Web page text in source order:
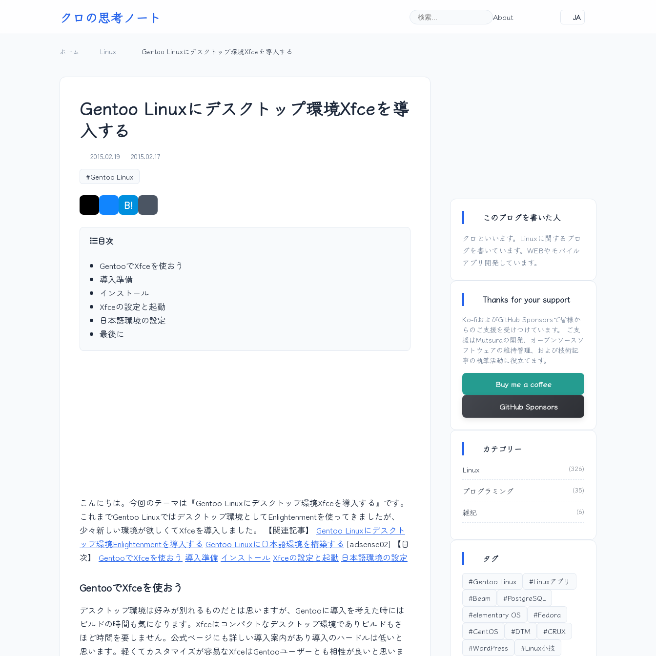
クロの思考ノート About JA
ホーム Linux Gentoo Linuxにデスクトップ環境Xfceを導入する
Gentoo Linuxにデスクトップ環境Xfceを導
入する
2015.02.19
2015.02.17
#Gentoo Linux
B! シェア
目次
GentooでXfceを使おう
導入準備
インストール
Xfceの設定と起動
日本語環境の設定
最後に
こんにちは。今回のテーマは『Gentoo Linuxにデスクトップ環境Xfceを導入する』です。
これまでGentoo Linuxではデスクトップ環境としてEnlightenmentを使ってきましたが、
少々新しい環境が欲しくてXfceを導入しました。 【関連記事】 Gentoo Linuxにデスクト
ップ環境Enlightenmentを導入する Gentoo Linuxに日本語環境を構築する [adsense02] 【目
次】 GentooでXfceを使おう 導入準備 インストール Xfceの設定と起動 日本語環境の設定
GentooでXfceを使おう
デスクトップ環境は好みが別れるものだとは思いますが、Gentooに導入を考えた時には
ビルドの時間も気になります。Xfceはコンパクトなデスクトップ環境でありビルドもさ
ほど時間を要しません。公式ページにも詳しい導入案内があり導入のハードルは低いと
思います。軽くてカスタマイズが容易なXfceはGentooユーザーとも相性が良いと思いま
このブログを書いた人
クロといいます。Linuxに関するブロ
グを書いています。WEBやモバイル
アプリ開発しています。
Thanks for your support
Ko-fiおよびGitHub Sponsorsで皆様か
らのご支援を受けつけています。 ご支
援はMutsuraの開発、オープンソースソ
フトウェアの維持管理、および技術記
事の執筆活動に役立てます。
Buy me a coffee
GitHub Sponsors
カテゴリー
Linux (326)
プログラミング (35)
雑記 (6)
タグ
#Gentoo Linux
#Linuxアプリ
#Beam
#PostgreSQL
#elementary OS
#Fedora
#CentOS
#DTM
#CRUX
#WordPress
#Linux小技